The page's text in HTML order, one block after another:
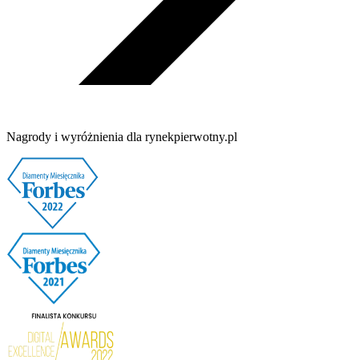
Nagrody i wyróżnienia dla rynekpierwotny.pl